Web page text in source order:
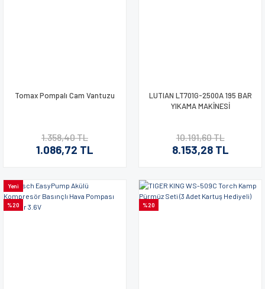
Tomax Pompalı Cam Vantuzu
1.358,40 TL
1.086,72 TL
LUTIAN LT701G-2500A 195 BAR
YIKAMA MAKİNESİ
10.191,60 TL
8.153,28 TL
%20
Yeni
%20